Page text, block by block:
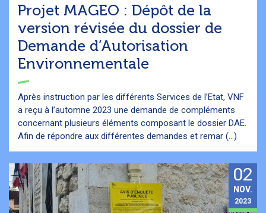
Projet MAGEO : Dépôt de la
version révisée du dossier de
Demande d’Autorisation
Environnementale
Après instruction par les différents Services de l’Etat, VNF
a reçu à l’automne 2023 une demande de compléments
concernant plusieurs éléments composant le dossier DAE.
Afin de répondre aux différentes demandes et remar (...)
02
NOV.
2023